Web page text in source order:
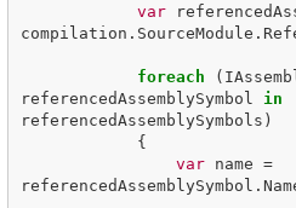
var
compilation . SourceModule .
foreach (
referencedAssemblySymbol
in
referencedAssemblySymbols )
{
var
name =
referencedAssemblySymbol .